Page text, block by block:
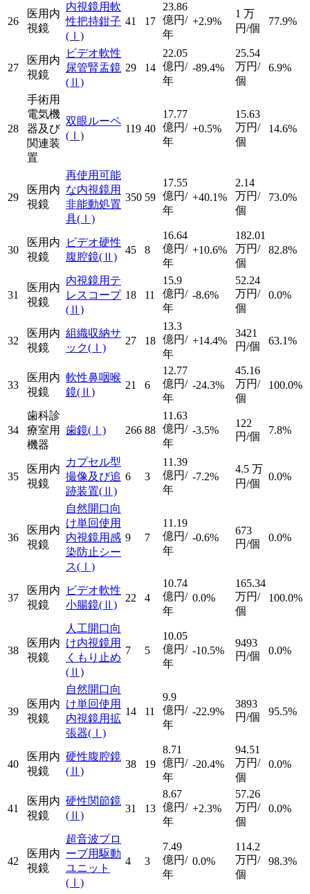
26
医用内
視鏡
内視鏡用軟
性把持鉗子
(Ⅰ)
41 17
23.86
億円/
年
+2.9%
1 万
円/個
77.9%
27
医用内
視鏡
ビデオ軟性
尿管腎盂鏡
(Ⅱ)
29 14
22.05
億円/
年
-89.4%
25.54
万円/
個
6.9%
28
手術用
電気機
器及び
関連装
置
双眼ルーペ
(Ⅰ)
119 40
17.77
億円/
年
+0.5%
15.63
万円/
個
14.6%
29
医用内
視鏡
再使用可能
な内視鏡用
非能動処置
具(Ⅰ)
350 59
17.55
億円/
年
+40.1%
2.14
万円/
個
73.0%
30
医用内
視鏡
ビデオ硬性
腹腔鏡(Ⅱ)
45 8
16.64
億円/
年
+10.6%
182.01
万円/
個
82.8%
31
医用内
視鏡
内視鏡用テ
レスコープ
(Ⅱ)
18 11
15.9
億円/
年
-8.6%
52.24
万円/
個
0.0%
32
医用内
視鏡
組織収納サ
ック(Ⅰ)
27 18
13.3
億円/
年
+14.4%
3421
円/個
63.1%
33
医用内
視鏡
軟性鼻咽喉
鏡(Ⅱ)
21 6
12.77
億円/
年
-24.3%
45.16
万円/
個
100.0%
34
歯科診
療室用
機器
歯鏡(Ⅰ) 266 88
11.63
億円/
年
-3.5%
122
円/個
7.8%
35
医用内
視鏡
カプセル型
撮像及び追
跡装置(Ⅱ)
6 3
11.39
億円/
年
-7.2%
4.5 万
円/個
0.0%
36
医用内
視鏡
自然開口向
け単回使用
内視鏡用感
染防止シー
ス(Ⅰ)
9 7
11.19
億円/
年
-0.6%
673
円/個
0.0%
37
医用内
視鏡
ビデオ軟性
小腸鏡(Ⅱ)
22 4
10.74
億円/
年
0.0%
165.34
万円/
個
100.0%
38
医用内
視鏡
人工開口向
け内視鏡用
くもり止め
(Ⅱ)
7 5
10.05
億円/
年
-10.5%
9493
円/個
0.0%
39
医用内
視鏡
自然開口向
け単回使用
内視鏡用拡
張器(Ⅰ)
14 11
9.9
億円/
年
-22.9%
3893
円/個
95.5%
40
医用内
視鏡
硬性腹腔鏡
(Ⅱ)
38 19
8.71
億円/
年
-20.4%
94.51
万円/
個
0.0%
41
医用内
視鏡
硬性関節鏡
(Ⅱ)
31 13
8.67
億円/
年
+2.3%
57.26
万円/
個
0.0%
42
医用内
視鏡
超音波プロ
ーブ用駆動
ユニット
(Ⅰ)
4 3
7.49
億円/
年
0.0%
114.2
万円/
個
98.3%